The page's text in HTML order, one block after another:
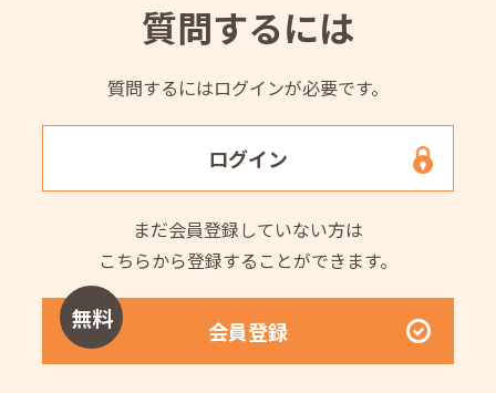
質問するには
質問するにはログインが必要です。
ログイン
まだ会員登録していない方は
こちらから登録することができます。
無料 会員登録